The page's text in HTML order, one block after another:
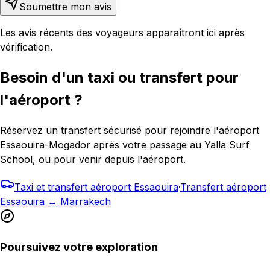
Soumettre mon avis
Les avis récents des voyageurs apparaîtront ici après
vérification.
Besoin d'un taxi ou transfert pour
l'aéroport ?
Réservez un transfert sécurisé pour rejoindre l'aéroport
Essaouira-Mogador après votre passage au Yalla Surf
School, ou pour venir depuis l'aéroport.
Taxi et transfert aéroport Essaouira·Transfert aéroport
Essaouira ↔ Marrakech
Poursuivez votre exploration